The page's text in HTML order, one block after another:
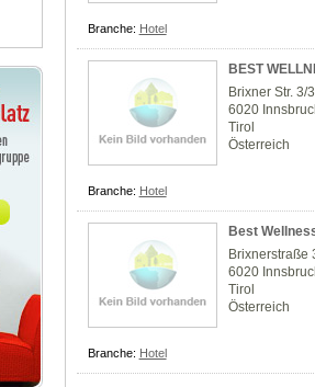
Branche: Hotel
BEST
Brixner Str. 3/3
6020
Tirol
Österreich
Branche: Hotel
Best
Brixnerstraße
6020
Tirol
Österreich
Branche: Hotel